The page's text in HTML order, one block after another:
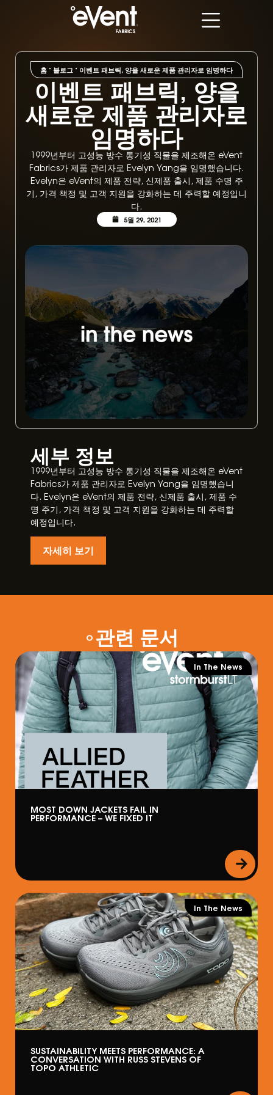
홈 " 블로그 " 이벤트 패브릭, 양을 새로운 제품 관리자로 임명하다
이벤트 패브릭, 양을
새로운 제품 관리자로
임명하다
1999년부터 고성능 방수 통기성 직물을 제조해온 eVent
Fabrics가 제품 관리자로 Evelyn Yang을 임명했습니다.
Evelyn은 eVent의 제품 전략, 신제품 출시, 제품 수명 주
기, 가격 책정 및 고객 지원을 강화하는 데 주력할 예정입니
다.
5월 29, 2021
세부 정보
1999년부터 고성능 방수 통기성 직물을 제조해온 eVent
Fabrics가 제품 관리자로 Evelyn Yang을 임명했습니
다. Evelyn은 eVent의 제품 전략, 신제품 출시, 제품 수
명 주기, 가격 책정 및 고객 지원을 강화하는 데 주력할
예정입니다.
자세히 보기
관련 문서
In The News
MOST DOWN JACKETS FAIL IN
PERFORMANCE – WE FIXED IT
In The News
SUSTAINABILITY MEETS PERFORMANCE: A
CONVERSATION WITH RUSS STEVENS OF
TOPO ATHLETIC